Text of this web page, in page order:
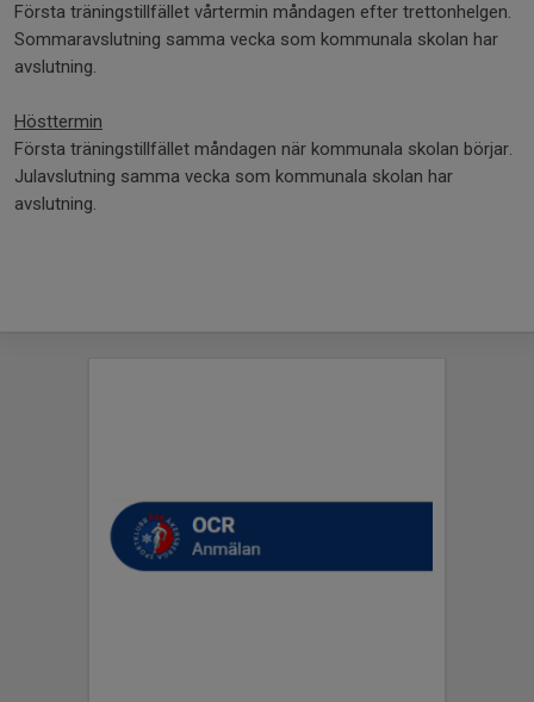
Första träningstillfället vårtermin måndagen efter trettonhelgen.
Sommaravslutning samma vecka som kommunala skolan har
avslutning.
Hösttermin
Första träningstillfället måndagen när kommunala skolan börjar.
Julavslutning samma vecka som kommunala skolan har
avslutning.